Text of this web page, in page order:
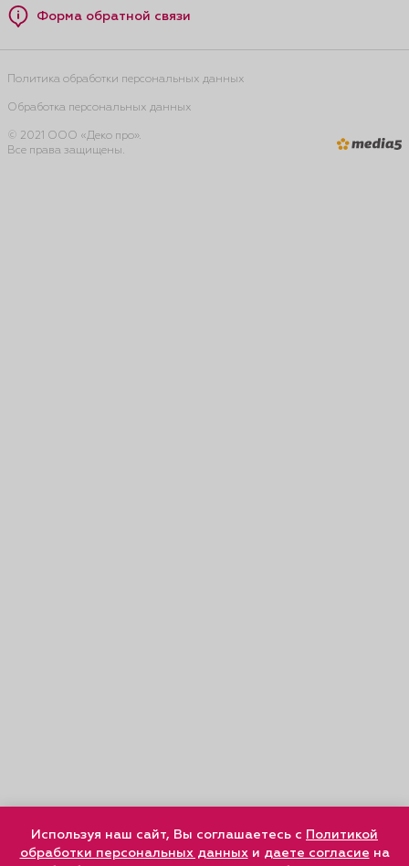
Форма обратной связи
Политика обработки персональных данных
Обработка персональных данных
© 2021 ООО «Деко про».
Все права защищены.
Используя наш сайт, Вы соглашаетесь с Политикой
обработки персональных данныхи даете согласие на